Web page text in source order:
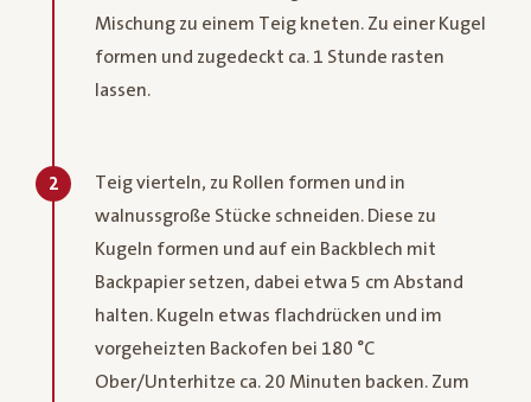
Mischung zu einem Teig kneten. Zu einer Kugel
formen und zugedeckt ca. 1 Stunde rasten
lassen.
2
Teig vierteln, zu Rollen formen und in
walnussgroße Stücke schneiden. Diese zu
Kugeln formen und auf ein Backblech mit
Backpapier setzen, dabei etwa 5 cm Abstand
halten. Kugeln etwas flachdrücken und im
vorgeheizten Backofen bei 180 °C
Ober/Unterhitze ca. 20 Minuten backen. Zum